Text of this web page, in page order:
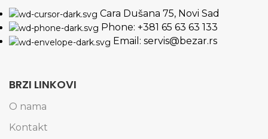
Cara Dušana 75, Novi Sad
Phone: +381 65 63 63 133
Email: servis@bezar.rs
BRZI LINKOVI
O nama
Kontakt